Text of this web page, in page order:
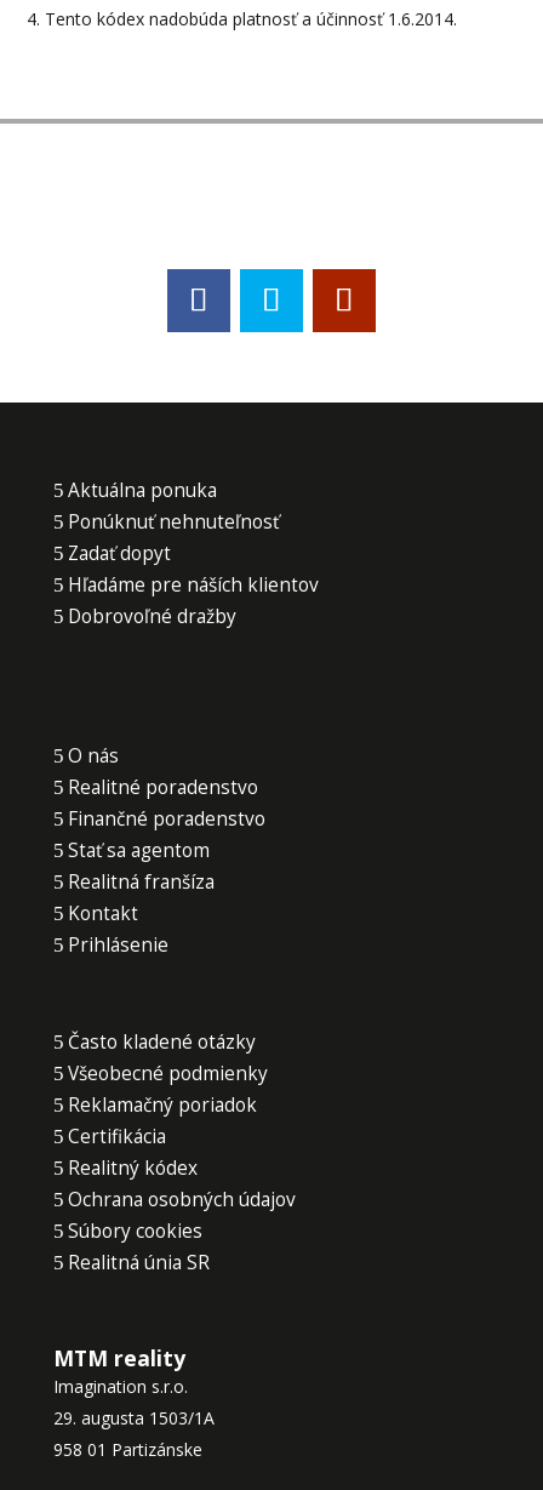
Tento kódex nadobúda platnosť a účinnosť 1.6.2014.
Aktuálna ponuka
Ponúknuť nehnuteľnosť
Zadať dopyt
Hľadáme pre náších klientov
Dobrovoľné dražby
O nás
Realitné poradenstvo
Finančné poradenstvo
Stať sa agentom
Realitná franšíza
Kontakt
Prihlásenie
Často kladené otázky
Všeobecné podmienky
Reklamačný poriadok
Certifikácia
Realitný kódex
Ochrana osobných údajov
Súbory cookies
Realitná únia SR
MTM reality
Imagination s.r.o.
29. augusta 1503/1A
958 01 Partizánske